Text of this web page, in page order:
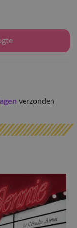
verzonden